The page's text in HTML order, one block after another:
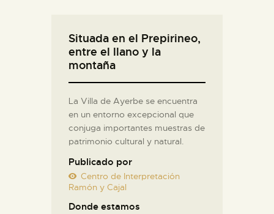
Situada en el Prepirineo,
entre el llano y la
montaña
La Villa de Ayerbe se encuentra
en un entorno excepcional que
conjuga importantes muestras de
patrimonio cultural y natural.
Publicado por
Centro de Interpretación
Ramón y Cajal
Donde estamos